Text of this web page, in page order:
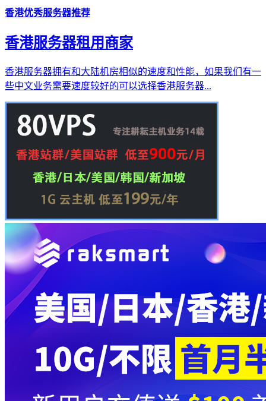
香港优秀服务器推荐
香港服务器租用商家
香港服务器拥有和大陆机房相似的速度和性能，如果我们有一
些中文业务需要速度较好的可以选择香港服务器...